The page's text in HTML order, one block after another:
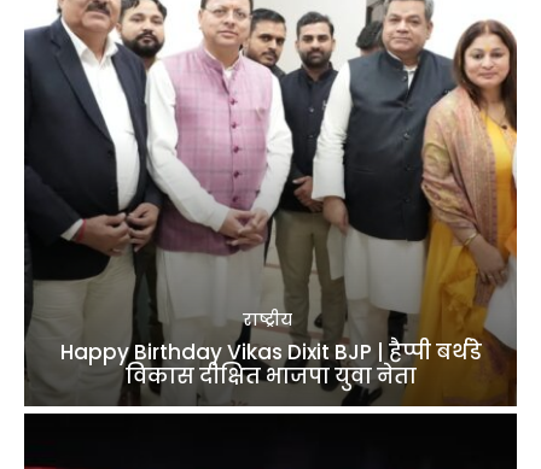
राष्ट्रीय
Happy Birthday Vikas Dixit BJP | हैप्पी बर्थडे
विकास दीक्षित भाजपा युवा नेता